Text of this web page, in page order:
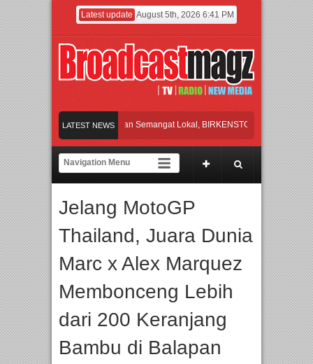
Latest update August 5th, 2026 6:41 PM
LATEST NEWS
Perpaduan Warisan Dan Semangat Lokal, BIRKENSTOCK INDONESIA
UT School, PTBA, dan Kamaju Tingkatkan Kualitas SDM melalui Basic
Eksklusif Pemain Sinetron Biarkan Hati Bicara, Febby Rastanty, Rangga
Perpaduan Warisan Dan Semangat Lokal, BIRKENSTOCK INDONESIA
Jelang MotoGP
Thailand, Juara Dunia
Marc x Alex Marquez
Membonceng Lebih
dari 200 Keranjang
Bambu di Balapan